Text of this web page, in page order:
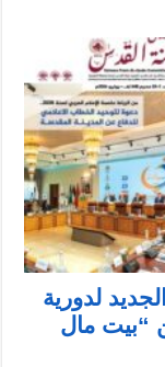
لدورية
“بيت مال